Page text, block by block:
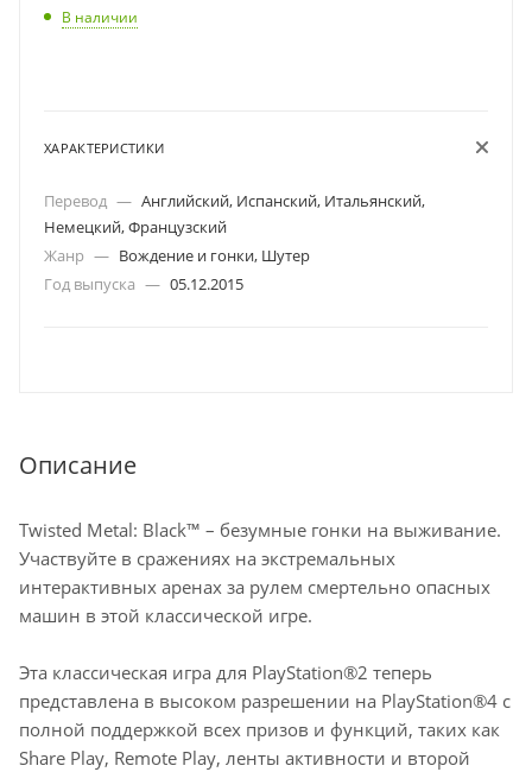
В наличии
ХАРАКТЕРИСТИКИ
Перевод — Английский, Испанский, Итальянский,
Немецкий, Французский
Жанр — Вождение и гонки, Шутер
Год выпуска — 05.12.2015
Описание
Twisted Metal: Black™ – безумные гонки на выживание.
Участвуйте в сражениях на экстремальных
интерактивных аренах за рулем смертельно опасных
машин в этой классической игре.
Эта классическая игра для PlayStation®2 теперь
представлена в высоком разрешении на PlayStation®4 с
полной поддержкой всех призов и функций, таких как
Share Play, Remote Play, ленты активности и второй